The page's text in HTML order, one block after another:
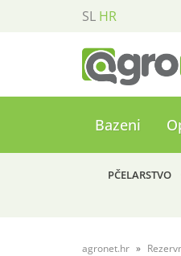
SL HR
Bazeni
PČELARSTVO
agronet.hr